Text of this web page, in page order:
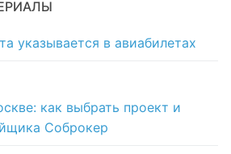
указывается в авиабилетах
как выбрать проект и
Соброкер